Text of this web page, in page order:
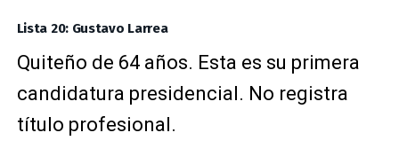
Lista 20: Gustavo Larrea
Quiteño de 64 años. Esta es su primera
candidatura presidencial. No registra
título profesional.